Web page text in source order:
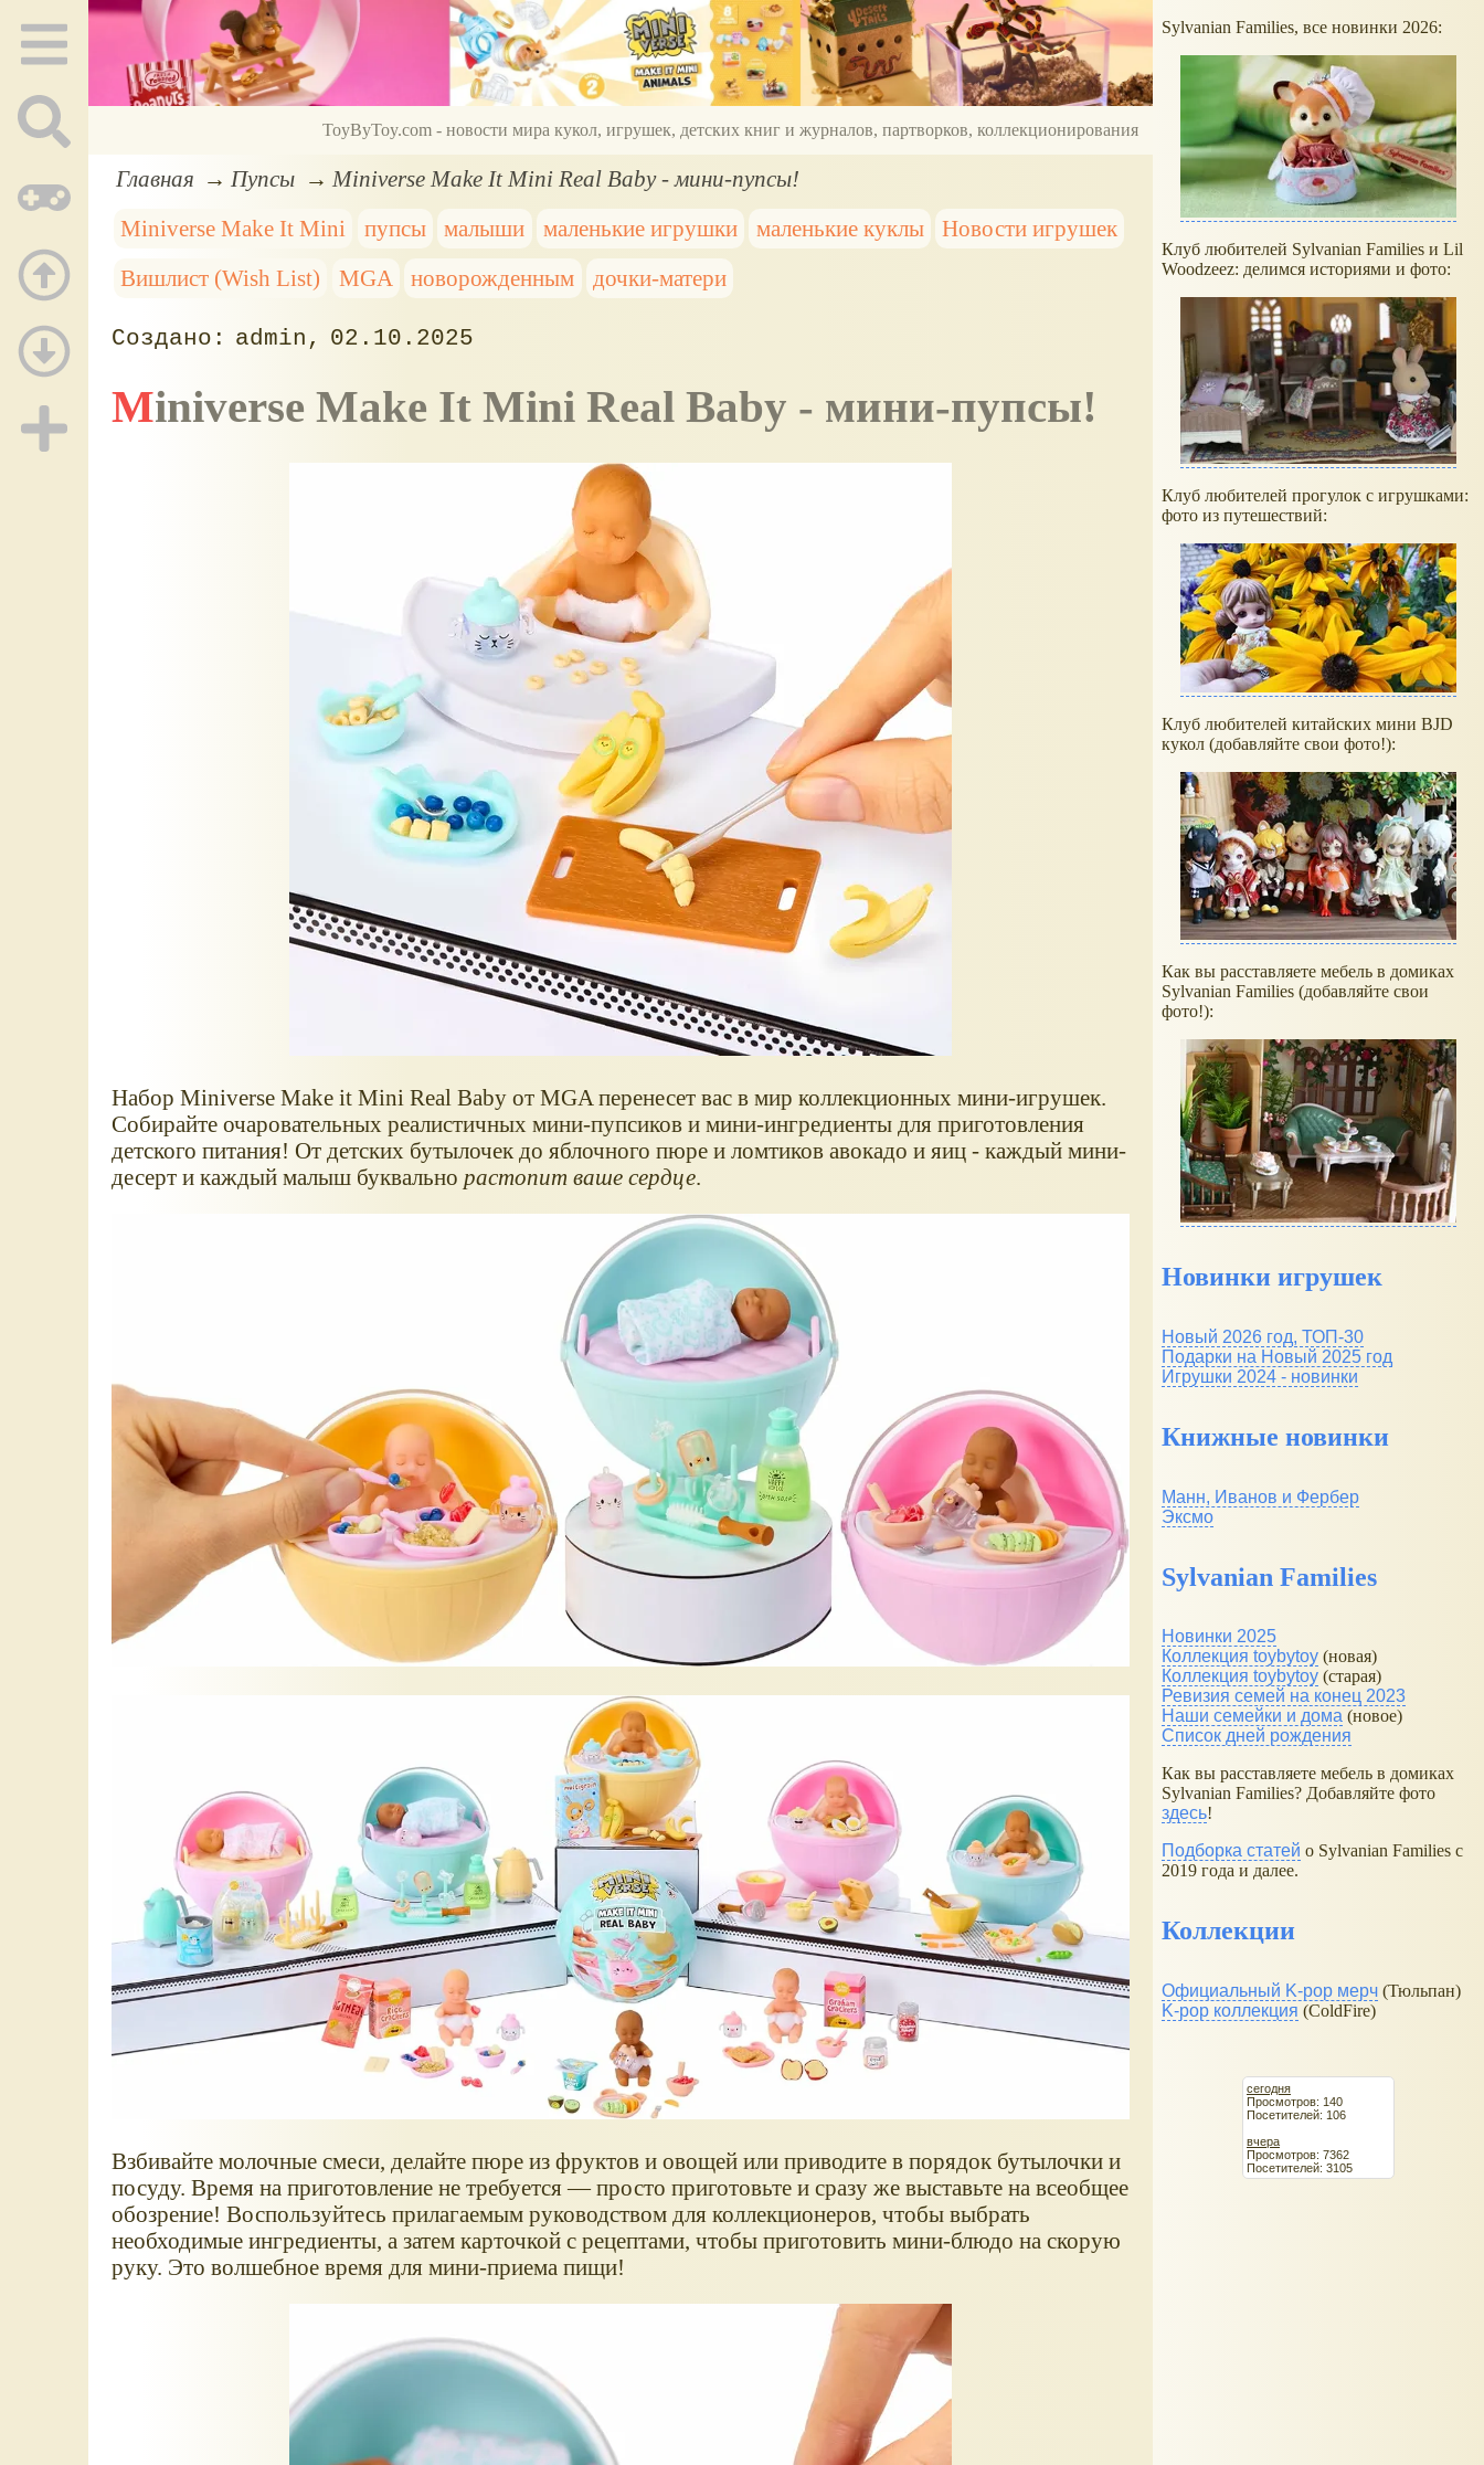
ToyByToy.com - новости мира кукол, игрушек, детских книг и журналов, партворков, коллекционирования
Главная Пупсы
Miniverse Make It Mini Real Baby - мини-пупсы!
Miniverse Make It Mini
пупсы малыши маленькие игрушки маленькие куклы
Новости игрушек
Вишлист (Wish List)
MGA новорожденным дочки-матери
admin 02.10.2025
Miniverse Make It Mini Real Baby - мини-пупсы!
Набор Miniverse Make it Mini Real Baby от MGA перенесет вас в мир коллекционных мини-игрушек.
Собирайте очаровательных реалистичных мини-пупсиков и мини-ингредиенты для приготовления
детского питания! От детских бутылочек до яблочного пюре и ломтиков авокадо и яиц - каждый мини-
десерт и каждый малыш буквально растопит ваше сердце.
Взбивайте молочные смеси, делайте пюре из фруктов и овощей или приводите в порядок бутылочки и
посуду. Время на приготовление не требуется — просто приготовьте и сразу же выставьте на всеобщее
обозрение! Воспользуйтесь прилагаемым руководством для коллекционеров, чтобы выбрать
необходимые ингредиенты, а затем карточкой с рецептами, чтобы приготовить мини-блюдо на скорую
руку. Это волшебное время для мини-приема пищи!
Sylvanian Families, все новинки 2026:
Клуб любителей Sylvanian Families и Lil
Woodzeez: делимся историями и фото:
Клуб любителей прогулок с игрушками:
фото из путешествий:
Клуб любителей китайских мини BJD
кукол (добавляйте свои фото!):
Как вы расставляете мебель в домиках
Sylvanian Families (добавляйте свои
фото!):
Новинки игрушек
Новый 2026 год, ТОП-30
Подарки на Новый 2025 год
Игрушки 2024 - новинки
Книжные новинки
Манн, Иванов и Фербер
Эксмо
Sylvanian Families
Новинки 2025
Коллекция toybytoy (новая)
Коллекция toybytoy (старая)
Ревизия семей на конец 2023
Наши семейки и дома (новое)
Список дней рождения
Как вы расставляете мебель в домиках
Sylvanian Families? Добавляйте фото
здесь!
Подборка статей о Sylvanian Families с
2019 года и далее.
Коллекции
Официальный K-pop мерч (Тюльпан)
K-pop коллекция (ColdFire)
сегодня
Просмотров: 140
Посетителей: 106
вчера
Просмотров: 7362
Посетителей: 3105